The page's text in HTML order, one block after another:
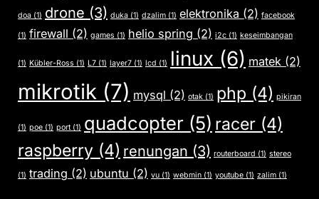
doa (1) drone (3) duka (1) dzalim (1) elektronika (2) facebook
(1) firewall (2) games (1) helio spring (2) i2c (1) keseimbangan
(1) Kübler-Ross (1) L7 (1) layer7 (1) lcd (1) linux (6) matek (2)
mikrotik (7) mysql (2) otak (1) php (4) pikiran
(1) poe (1) port(1) quadcopter (5) racer (4)
raspberry (4) renungan (3) routerboard (1) stereo
(1) trading (2) ubuntu (2) vu (1) webmin (1) youtube (1) zalim (1)